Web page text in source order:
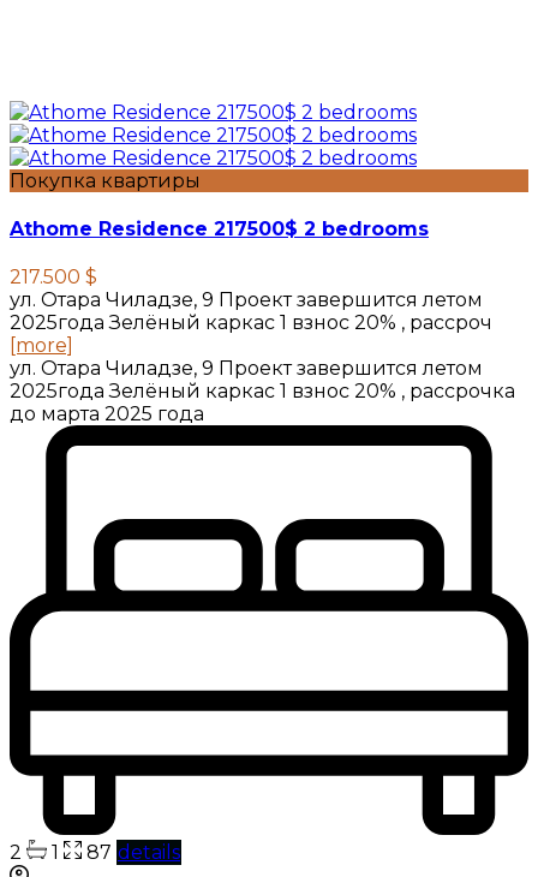
Покупка квартиры
Athome Residence 217500$ 2 bedrooms
217.500 $
ул. Отара Чиладзе, 9 Проект завершится летом
2025года Зелёный каркас 1 взнос 20% , рассроч
[more]
ул. Отара Чиладзе, 9 Проект завершится летом
2025года Зелёный каркас 1 взнос 20% , рассрочка
до марта 2025 года
2 1 87 details